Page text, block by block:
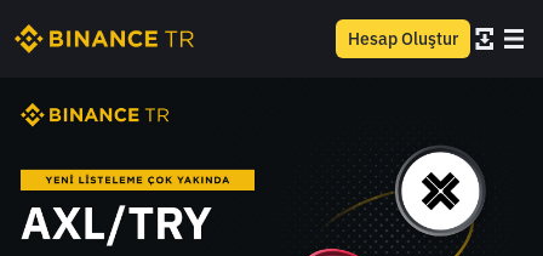
Hesap Oluştur